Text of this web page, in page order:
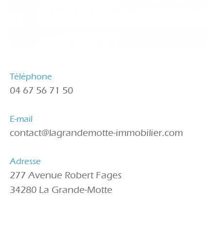
Téléphone
04 67 56 71 50
E-mail
contact@lagrandemotte-immobilier.com
Adresse
277 Avenue Robert Fages
34280 La Grande-Motte